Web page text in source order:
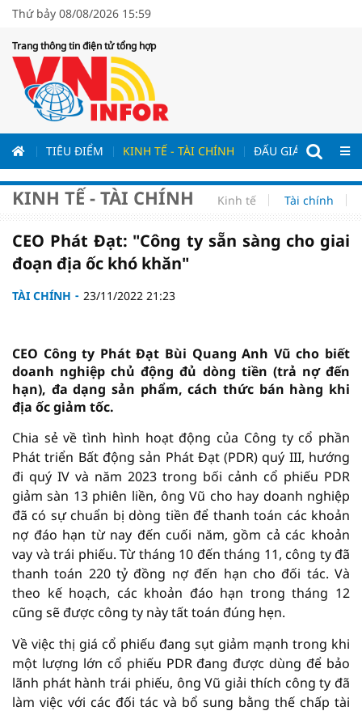
Thứ bảy 08/08/2026 15:59
Trang thông tin điện tử tổng hợp
TIÊU ĐIỂM KINH TẾ - TÀI CHÍNH ĐẤU GIÁ - ĐẤU
KINH TẾ - TÀI CHÍNH Kinh tế Tài chính
CEO Phát Đạt: "Công ty sẵn sàng cho giai
đoạn địa ốc khó khăn"
TÀI CHÍNH 23/11/2022 21:23
CEO Công ty Phát Đạt Bùi Quang Anh Vũ cho biết
doanh nghiệp chủ động đủ dòng tiền (trả nợ đến
hạn), đa dạng sản phẩm, cách thức bán hàng khi
địa ốc giảm tốc.
Chia sẻ về tình hình hoạt động của Công ty cổ phần
Phát triển Bất động sản Phát Đạt (PDR) quý III, hướng
đi quý IV và năm 2023 trong bối cảnh cổ phiếu PDR
giảm sàn 13 phiên liền, ông Vũ cho hay doanh nghiệp
đã có sự chuẩn bị dòng tiền để thanh toán các khoản
nợ đáo hạn từ nay đến cuối năm, gồm cả các khoản
vay và trái phiếu. Từ tháng 10 đến tháng 11, công ty đã
thanh toán 220 tỷ đồng nợ đến hạn cho đối tác. Và
theo kế hoạch, các khoản đáo hạn trong tháng 12
cũng sẽ được công ty này tất toán đúng hẹn.
Về việc thị giá cổ phiếu đang sụt giảm mạnh trong khi
một lượng lớn cổ phiếu PDR đang được dùng để bảo
lãnh phát hành trái phiếu, ông Vũ giải thích công ty đã
làm việc với các đối tác và bổ sung bằng thế chấp tài